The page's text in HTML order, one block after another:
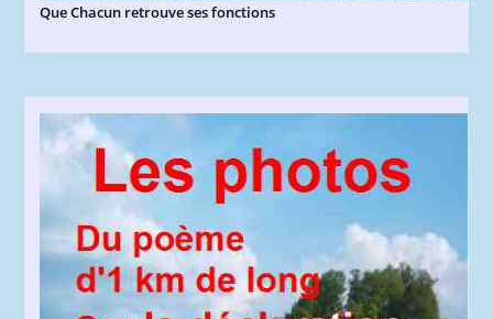
Que Chacun retrouve ses fonctions